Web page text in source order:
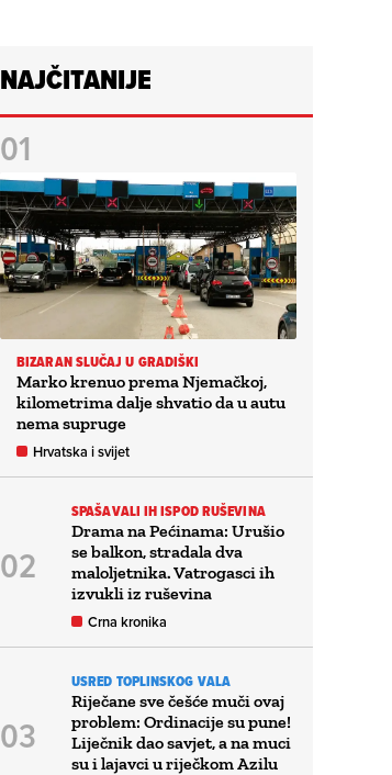
NAJČITANIJE
BIZARAN SLUČAJ U GRADIŠKI
Marko krenuo prema Njemačkoj,
kilometrima dalje shvatio da u autu
nema supruge
Hrvatska i svijet
SPAŠAVALI IH ISPOD RUŠEVINA
Drama na Pećinama: Urušio
se balkon, stradala dva
maloljetnika. Vatrogasci ih
izvukli iz ruševina
Crna kronika
USRED TOPLINSKOG VALA
Riječane sve češće muči ovaj
problem: Ordinacije su pune!
Liječnik dao savjet, a na muci
su i lajavci u riječkom Azilu